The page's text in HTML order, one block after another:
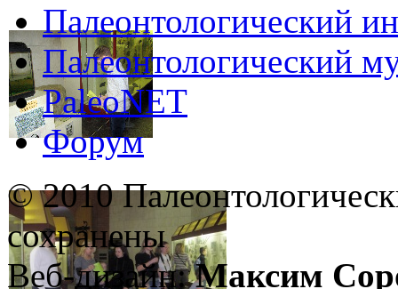
Палеонтологический
Палеонтологический
PaleoNET
Форум
© 2010
сохранены
Веб-дизайн:Максим